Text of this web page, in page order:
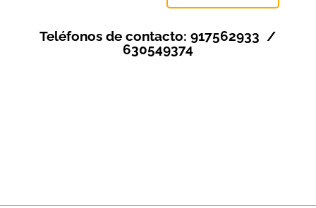
Teléfonos de contacto:917562933 /
630549374